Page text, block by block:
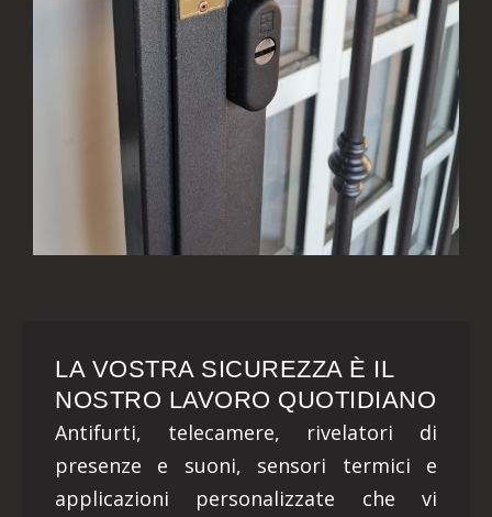
LA VOSTRA SICUREZZA È IL
NOSTRO LAVORO QUOTIDIANO
Antifurti, telecamere, rivelatori di
presenze e suoni, sensori termici e
applicazioni personalizzate che vi